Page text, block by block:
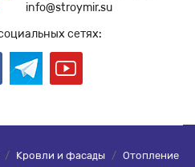
info@stroymir.su
сетях:
/ Кровли и фасады / Отопление